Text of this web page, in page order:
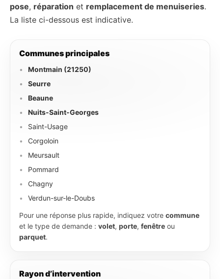
pose, réparation et remplacement de menuiseries.
La liste ci-dessous est indicative.
Communes principales
Montmain (21250)
Seurre
Beaune
Nuits-Saint-Georges
Saint-Usage
Corgoloin
Meursault
Pommard
Chagny
Verdun-sur-le-Doubs
Pour une réponse plus rapide, indiquez votre commune
et le type de demande : volet, porte, fenêtre ou
parquet.
Rayon d’intervention